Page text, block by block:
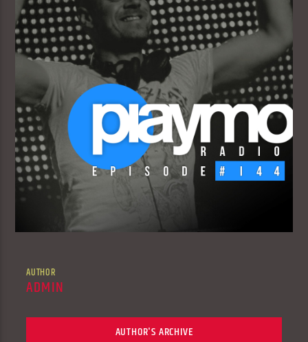
AUTHOR
ADMIN
AUTHOR'S ARCHIVE